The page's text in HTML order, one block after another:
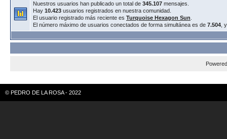
Nuestros usuarios han publicado un total de 345.107 mensajes.
Hay 10.423 usuarios registrados en nuestra comunidad.
El usuario registrado más reciente es Turquoise Hexagon Sun
El número máximo de usuarios conectados de forma simultánea es de 7.504 ,
© PEDRO DE LA ROSA - 2022